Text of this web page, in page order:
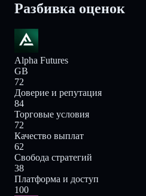
Разбивка оценок
Alpha Futures
GB
72
Доверие и репутация
84
Торговые условия
72
Качество выплат
62
Свобода стратегий
38
Платформа и доступ
100